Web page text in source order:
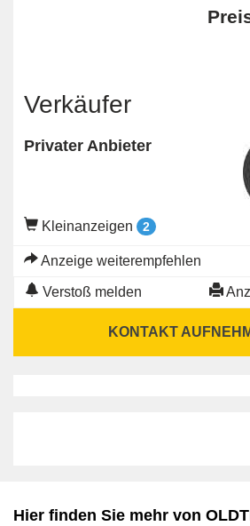
Verkäufer
Privater Anbieter
Kleinanzeigen 2
Anzeige weiterempfehlen
Verstoß melden
KONTAKT
Hier finden Sie mehr von